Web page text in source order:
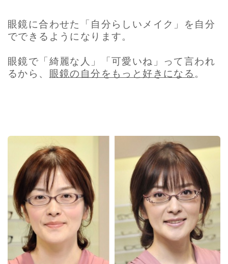
眼鏡に合わせた「自分らしいメイク」を自分
でできるようになります。
眼鏡で「綺麗な人」「可愛いね」って言われ
るから、
眼鏡の自分をもっと好きになる 。